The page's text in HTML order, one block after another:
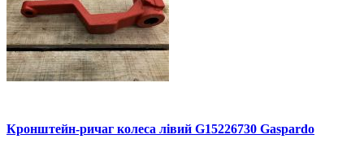
Кронштейн-ричаг колеса лівий G15226730 Gaspardo